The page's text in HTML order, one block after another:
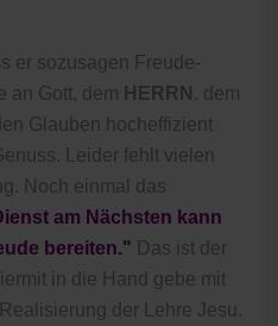
er sozusagen Freude-
an Gott, dem HERRN . dem
Glauben hocheffizient
Leider fehlt vielen
Noch einmal das
am Nächsten kann
bereiten." Das ist der
in die Hand gebe mit
der Lehre Jesu.